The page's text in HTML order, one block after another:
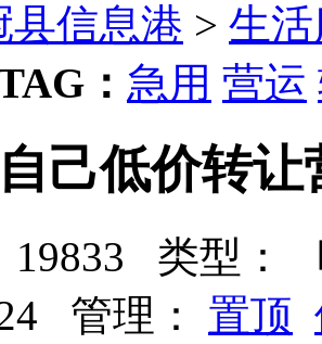
县信息港 > 生
： 急用 营运
己低价转
19833 类型：
管理： 置顶